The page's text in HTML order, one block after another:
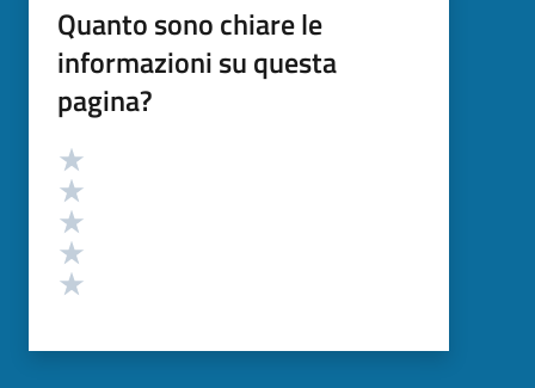
Quanto sono chiare le
informazioni su questa
pagina?
Valutazione